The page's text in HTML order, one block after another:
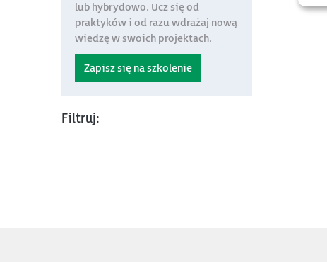
lub hybrydowo. Ucz się od
praktyków i od razu wdrażaj nową
wiedzę w swoich projektach.
Zapisz się na szkolenie
Filtruj: